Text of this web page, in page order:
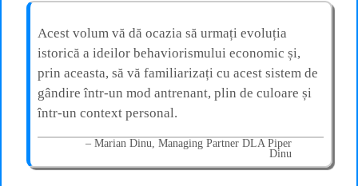
Acest volum vă dă ocazia să urmați evoluția
istorică a ideilor behaviorismului economic și,
prin aceasta, să vă familiarizați cu acest sistem de
gândire într-un mod antrenant, plin de culoare și
într-un context personal.
Marian Dinu, Managing Partner DLA Piper
Dinu